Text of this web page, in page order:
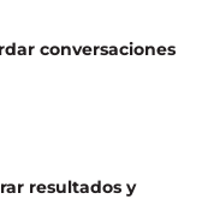
conversaciones
resultados y